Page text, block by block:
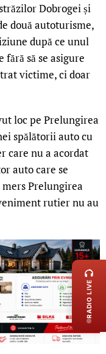
Dobrogei și
două autoturisme,
după ce unul
să se asigure
victime, ci doar
loc pe Prelungirea
spălătorii auto cu
care nu a acordat
auto care se
Prelungirea
rutier nu au
LIVE
RADIO LIVE